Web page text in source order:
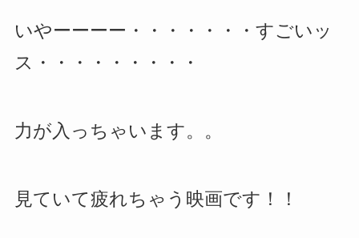
いやーーーー・・・・・・・すごいッ
ス・・・・・・・・・
力が入っちゃいます。。
見ていて疲れちゃう映画です！！